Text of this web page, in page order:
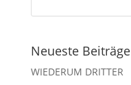
Neueste Beiträge
WIEDERUM DRITTER